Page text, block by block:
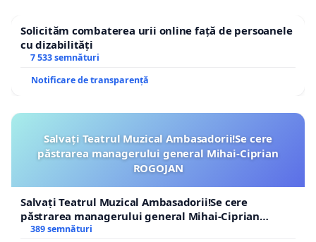
Solicităm combaterea urii online față de persoanele
cu dizabilități
7 533 semnături
Notificare de transparență
Salvați Teatrul Muzical Ambasadorii!Se cere
păstrarea managerului general Mihai-Ciprian
ROGOJAN
Salvați Teatrul Muzical Ambasadorii!Se cere
păstrarea managerului general Mihai-Ciprian
ROGOJAN
389 semnături